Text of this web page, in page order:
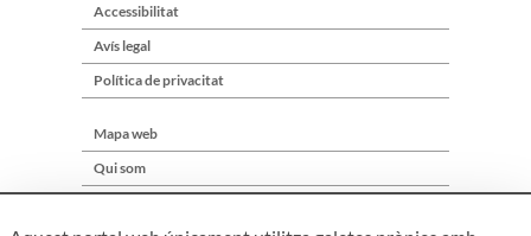
Accessibilitat
Avís legal
Política de privacitat
Mapa web
Qui som